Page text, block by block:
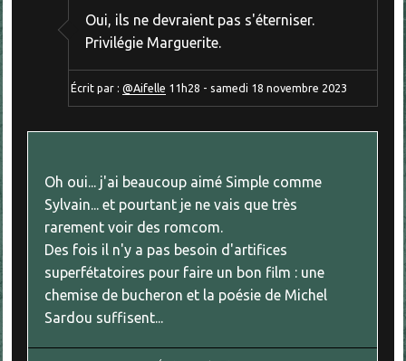
Oui, ils ne devraient pas s'éterniser.
Privilégie Marguerite.
Écrit par :@Aifelle 11h28 -samedi 18 novembre 2023
Oh oui... j'ai beaucoup aimé Simple comme
Sylvain... et pourtant je ne vais que très
rarement voir des romcom.
Des fois il n'y a pas besoin d'artifices
superfétatoires pour faire un bon film : une
chemise de bucheron et la poésie de Michel
Sardou suffisent...